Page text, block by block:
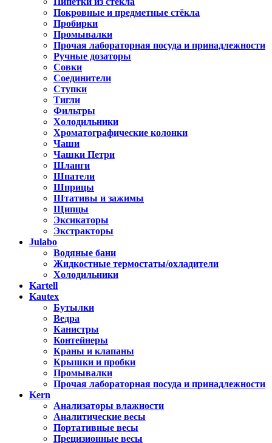
Покровные и предметные стёкла
Пробирки
Промывалки
Прочая лабораторная посуда и принадлежности
Ручные дозаторы
Совки
Соединители
Ступки
Тигли
Фильтры
Холодильники
Хроматографические колонки
Чаши
Чашки Петри
Шланги
Шпатели
Шприцы
Штативы и зажимы
Щипцы
Эксикаторы
Экстракторы
Julabo
Водяные бани
Жидкостные термостаты/охладители
Холодильники
Kartell
Kautex
Бутылки
Ведра
Канистры
Контейнеры
Краны и клапаны
Крышки и пробки
Промывалки
Прочая лабораторная посуда и принадлежности
Kern
Анализаторы влажности
Аналитические весы
Портативные весы
Прецизионные весы